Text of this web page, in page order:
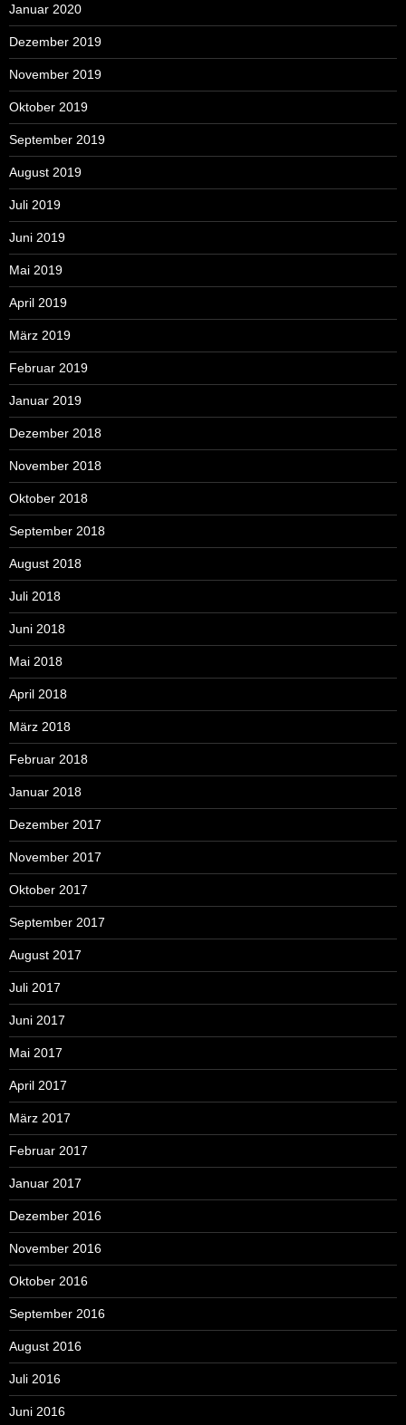
Januar 2020
Dezember 2019
November 2019
Oktober 2019
September 2019
August 2019
Juli 2019
Juni 2019
Mai 2019
April 2019
März 2019
Februar 2019
Januar 2019
Dezember 2018
November 2018
Oktober 2018
September 2018
August 2018
Juli 2018
Juni 2018
Mai 2018
April 2018
März 2018
Februar 2018
Januar 2018
Dezember 2017
November 2017
Oktober 2017
September 2017
August 2017
Juli 2017
Juni 2017
Mai 2017
April 2017
März 2017
Februar 2017
Januar 2017
Dezember 2016
November 2016
Oktober 2016
September 2016
August 2016
Juli 2016
Juni 2016